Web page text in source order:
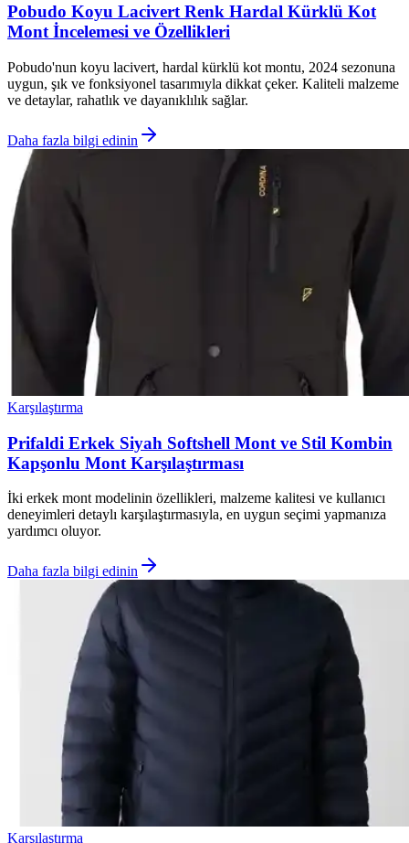
Pobudo Koyu Lacivert Renk Hardal Kürklü Kot
Mont İncelemesi ve Özellikleri
Pobudo'nun koyu lacivert, hardal kürklü kot montu, 2024 sezonuna
uygun, şık ve fonksiyonel tasarımıyla dikkat çeker. Kaliteli malzeme
ve detaylar, rahatlık ve dayanıklılık sağlar.
Daha fazla bilgi edinin
Karşılaştırma
Prifaldi Erkek Siyah Softshell Mont ve Stil Kombin
Kapşonlu Mont Karşılaştırması
İki erkek mont modelinin özellikleri, malzeme kalitesi ve kullanıcı
deneyimleri detaylı karşılaştırmasıyla, en uygun seçimi yapmanıza
yardımcı oluyor.
Daha fazla bilgi edinin
Karşılaştırma